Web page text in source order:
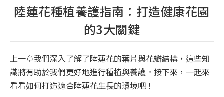
陸蓮花種植養護指南：打造健康花園
的3大關鍵
上一章我們深入了解了陸蓮花的葉片與花瓣結構，這些知
識將有助於我們更好地進行種植與養護。接下來，一起來
看看如何打造適合陸蓮花生長的環境吧！